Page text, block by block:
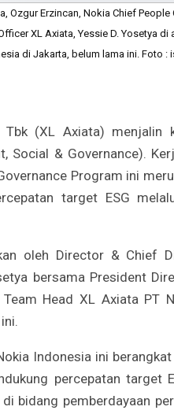
Erzincan, Nokia Chief
XL Axiata, Yessie D. Yosetya di
di Jakarta, belum lama ini. Foto
(XL Axiata) menjalin
Social & Governance).
Program ini
target ESG
oleh Director & Chief
bersama President
Head XL Axiata PT
Indonesia ini
percepatan target
bidang pemberdayaan